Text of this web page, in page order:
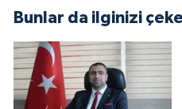
Bunlar da ilginizi